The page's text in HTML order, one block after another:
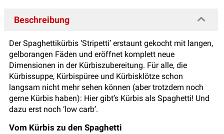
Beschreibung
Der Spaghettikürbis ‘Stripetti’ erstaunt gekocht mit langen,
gelborangen Fäden und eröffnet komplett neue
Dimensionen in der Kürbiszubereitung. Für alle, die
Kürbissuppe, Kürbispüree und Kürbisklötze schon
langsam nicht mehr sehen können (aber trotzdem noch
gerne Kürbis haben): Hier gibt’s Kürbis als Spaghetti! Und
dazu erst noch ‘low carb’.
Vom Kürbis zu den Spaghetti